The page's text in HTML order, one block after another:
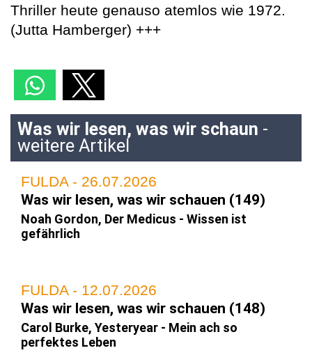
Thriller heute genauso atemlos wie 1972.
(Jutta Hamberger) +++
Was wir lesen, was wir schaun -
weitere Artikel
FULDA - 26.07.2026
Was wir lesen, was wir schauen (149)
Noah Gordon, Der Medicus - Wissen ist
gefährlich
FULDA - 12.07.2026
Was wir lesen, was wir schauen (148)
Carol Burke, Yesteryear - Mein ach so
perfektes Leben